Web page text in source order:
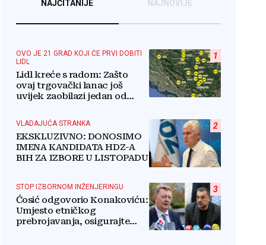
NAJČITANIJE NAJNOVIJE
1
OVO JE 21 GRAD KOJI ĆE PRVI DOBITI
LIDL
Lidl kreće s radom: Zašto
ovaj trgovački lanac još
uvijek zaobilazi jedan od
2
VLADAJUĆA STRANKA
EKSKLUZIVNO: DONOSIMO
IMENA KANDIDATA HDZ-A
BIH ZA IZBORE U LISTOPADU
3
STOP IZBORNOM INŽENJERINGU
Ćosić odgovorio Konakoviću:
Umjesto etničkog
prebrojavanja, osigurajte